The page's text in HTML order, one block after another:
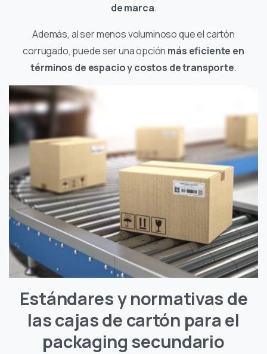
de marca.
Además, al ser menos voluminoso que el cartón
corrugado, puede ser una opción más eficiente en
términos de espacio y costos de transporte.
Estándares y normativas de
las cajas de cartón para el
packaging secundario